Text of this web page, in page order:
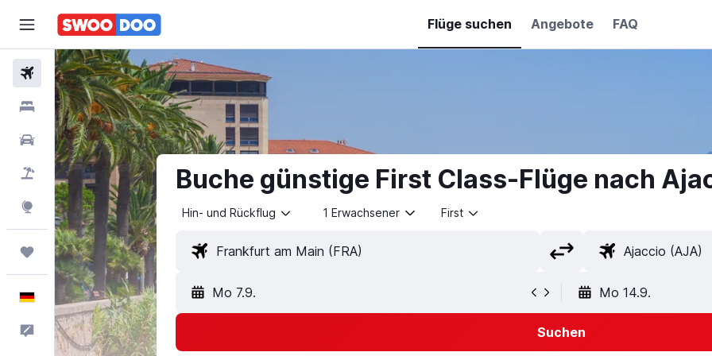
Flüge suchen Angebote FAQ
Flüge
Hotels
Mietwagen
Pauschalreisen
Explore
Trips
Deutsch
Feedback
Buche günstige First Class-Flüge nach
Hin- und Rückflug 1 Erwachsener First
Mo 7.9. Mo 14.9.
Suchen